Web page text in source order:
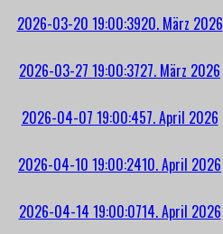
2026-03-20 19:00:3920. März 2026
2026-03-27 19:00:3727. März 2026
2026-04-07 19:00:457. April 2026
2026-04-10 19:00:2410. April 2026
2026-04-14 19:00:0714. April 2026